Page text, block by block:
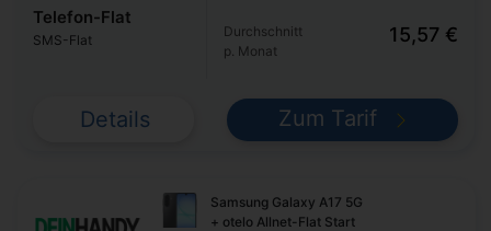
Telefon-Flat
SMS-Flat
Durchschnitt
p. Monat
15,57 €
Details Zum Tarif
Samsung Galaxy A17 5G
+ otelo Allnet-Flat Start